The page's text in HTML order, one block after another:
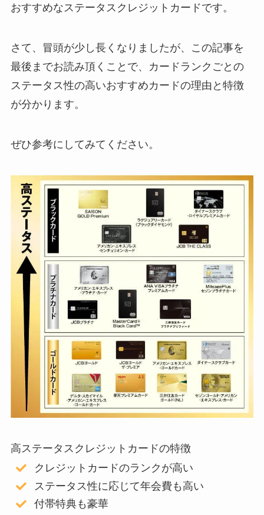
おすすめなステータスクレジットカードです。
さて、冒頭が少し長くなりましたが、この記事を
最後までお読み頂くことで、カードランクごとの
ステータス性の高いおすすめカードの理由と特徴
が分かります。
ぜひ参考にしてみてください。
高ステータスクレジットカードの特徴
クレジットカードのランクが高い
ステータス性に応じて年会費も高い
付帯特典も豪華